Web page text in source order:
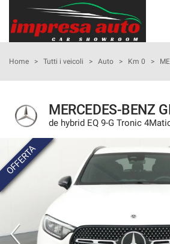
HOME
ATTIVITÀ E SERVIZI
LISTA VEICOLI
ACQUISTIAMO USATO
Home > Tutti i veicoli > Auto > Km 0 >
MERCEDES-BENZ
de hybrid EQ 9-G Tronic
OFFERTA
Le
tue
preferenze
di
seguente
pannello
consente
di
esprimere
le
preferenze
consenso
alle